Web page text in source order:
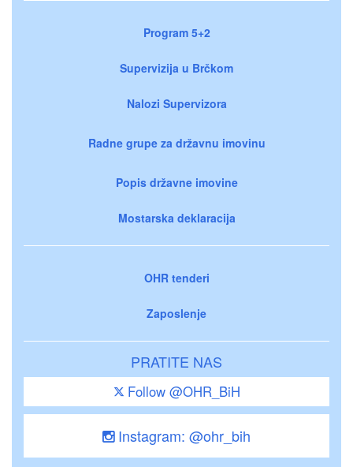
Program 5+2
Supervizija u Brčkom
Nalozi Supervizora
Radne grupe za državnu imovinu
Popis državne imovine
Mostarska deklaracija
OHR tenderi
Zaposlenje
PRATITE NAS
Follow @OHR_BiH
Instagram: @ohr_bih